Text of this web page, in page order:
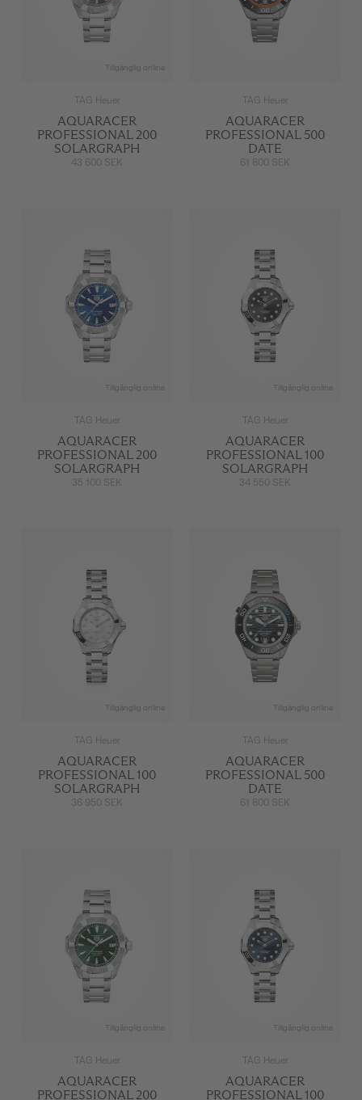
Tillgänglig online
TAG Heuer
AQUARACER
PROFESSIONAL 200
SOLARGRAPH
43 600 SEK
TAG Heuer
AQUARACER
PROFESSIONAL 500
DATE
61 800 SEK
Tillgänglig online
TAG Heuer
AQUARACER
PROFESSIONAL 200
SOLARGRAPH
35 100 SEK
Tillgänglig online
TAG Heuer
AQUARACER
PROFESSIONAL 100
SOLARGRAPH
34 550 SEK
Tillgänglig online
TAG Heuer
AQUARACER
PROFESSIONAL 100
SOLARGRAPH
36 950 SEK
Tillgänglig online
TAG Heuer
AQUARACER
PROFESSIONAL 500
DATE
61 800 SEK
Tillgänglig online
TAG Heuer
AQUARACER
PROFESSIONAL 200
Tillgänglig online
TAG Heuer
AQUARACER
PROFESSIONAL 100